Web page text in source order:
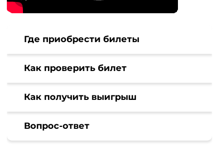
Где приобрести билеты
Как проверить билет
Как получить выигрыш
Вопрос-ответ